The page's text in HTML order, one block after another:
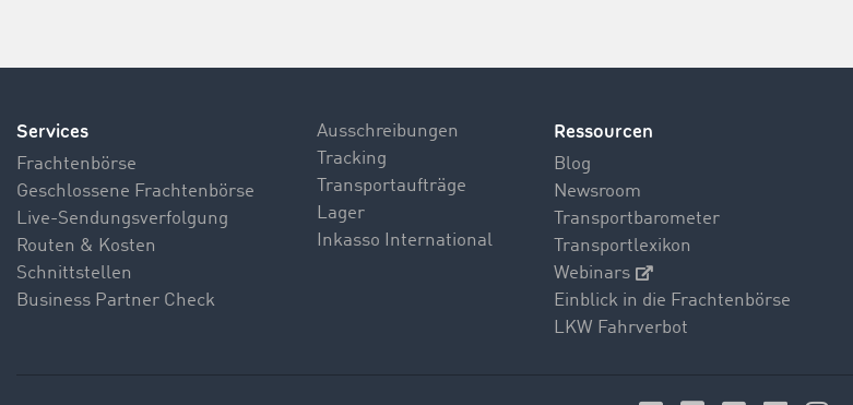
Services
Frachtenbörse
Geschlossene Frachtenbörse
Live-Sendungsverfolgung
Routen & Kosten
Schnittstellen
Business Partner Check
Ausschreibungen
Tracking
Transportaufträge
Lager
Inkasso International
Ressourcen
Blog
Newsroom
Transportbarometer
Transportlexikon
Webinars
Einblick in die Frachtenbörse
LKW Fahrverbot